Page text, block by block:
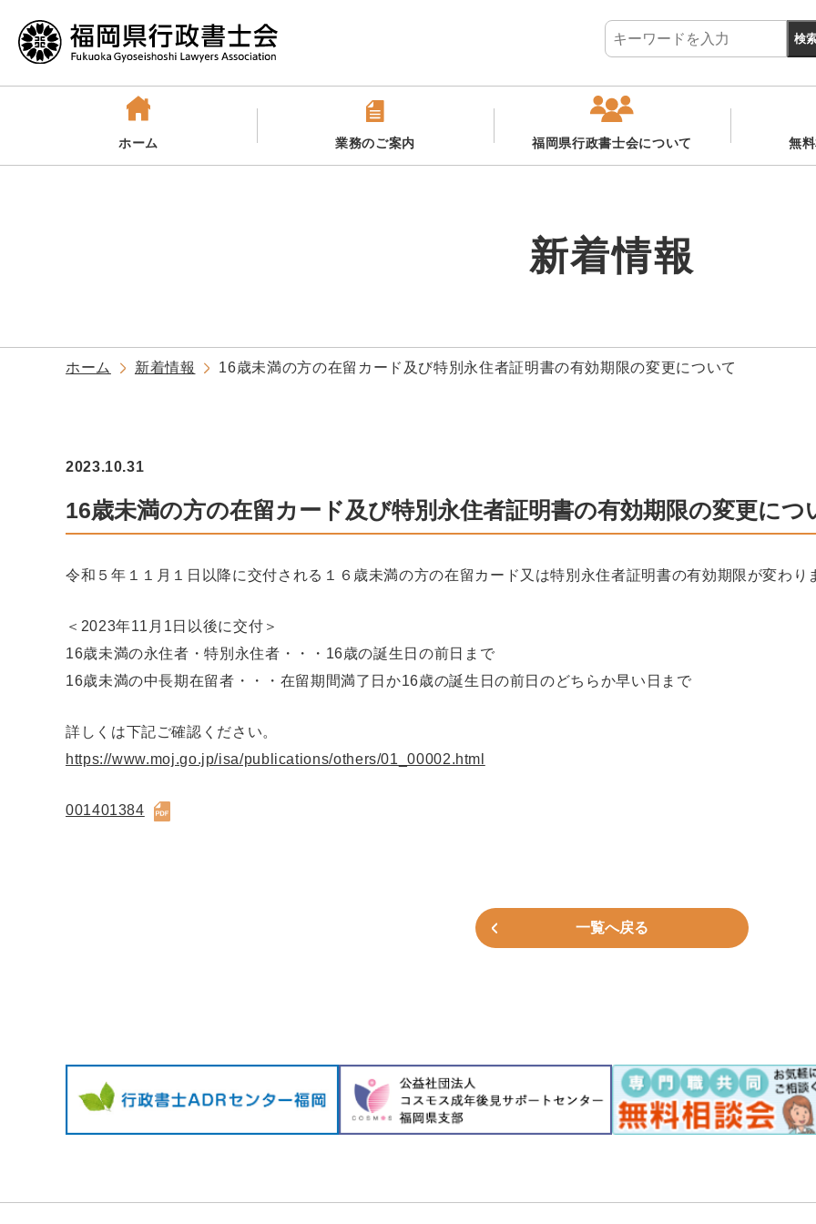
ホーム 業務のご案内 福岡県行政書士会について 無
新着情報
ホーム 新着情報 16歳未満の方の在留カード及び特別永住者証明書の有効期限の変更について
2023.10.31
16歳未満の方の在留カード及び特別永住者証明書の有効期限の変更につ
令和５年１１月１日以降に交付される１６歳未満の方の在留カード又は特別永住者証明書の有効期限が変わり
＜2023年11月1日以後に交付＞
16歳未満の永住者・特別永住者・・・16歳の誕生日の前日まで
16歳未満の中長期在留者・・・在留期間満了日か16歳の誕生日の前日のどちらか早い日まで
詳しくは下記ご確認ください。
https://www.moj.go.jp/isa/publications/others/01_00002.html
001401384
一覧へ戻る